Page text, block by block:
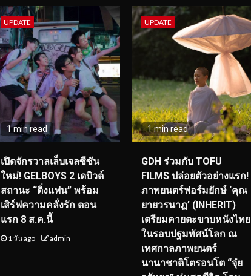
UPDATE
1 min read
เปิดจักรวาลเล็บเจลซีซัน
ใหม่! GELBOYS 2 เดบิวต์
สถานะ “ติ่งแฟน” พร้อม
เสิร์ฟความคลั่งรัก ตอน
แรก 8 ส.ค.นี้
1 วัน ago admin
UPDATE
1 min read
GDH ร่วมกับ TOFU
FILMS ปล่อยตัวอย่างแรก!
ภาพยนตร์ฟอร์มยักษ์ ‘คุณ
ยายวรนาฏ’ (INHERIT)
เตรียมคายตะขาบหนังไทย
ในรอบปฐมทัศน์โลก ณ
เทศกาลภาพยนตร์
นานาชาติโตรอนโต “จุ๋ย